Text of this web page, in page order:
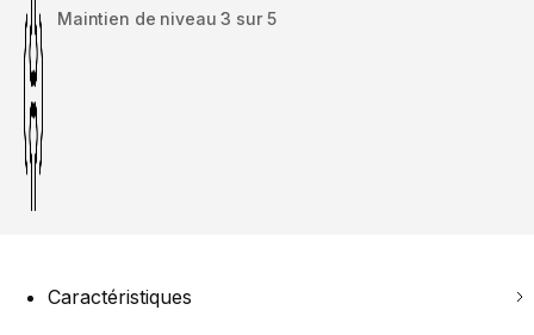
Maintien de niveau 3 sur 5
Caractéristiques